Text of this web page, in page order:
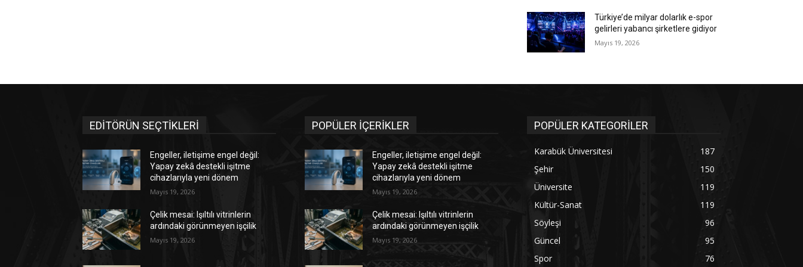
Türkiye’de milyar dolarlık e-spor
gelirleri yabancı şirketlere gidiyor
Mayıs 19, 2026
EDİTÖRÜN SEÇTİKLERİ
Engeller, iletişime engel değil:
Yapay zekâ destekli işitme
cihazlarıyla yeni dönem
Mayıs 19, 2026
Çelik mesai: Işıltılı vitrinlerin
ardındaki görünmeyen işçilik
Mayıs 19, 2026
POPÜLER İÇERİKLER
Engeller, iletişime engel değil:
Yapay zekâ destekli işitme
cihazlarıyla yeni dönem
Mayıs 19, 2026
Çelik mesai: Işıltılı vitrinlerin
ardındaki görünmeyen işçilik
Mayıs 19, 2026
POPÜLER KATEGORİLER
Karabük Üniversitesi
187
Şehir
150
Üniversite
119
Kültür-Sanat
119
Söyleşi
96
Güncel
95
Spor
76